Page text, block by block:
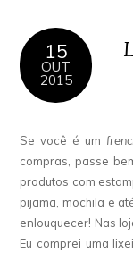
15
OUT
2015
Se você é um
compras, passe
produtos com
pijama, mochila e
enlouquecer! Nas
Eu comprei uma